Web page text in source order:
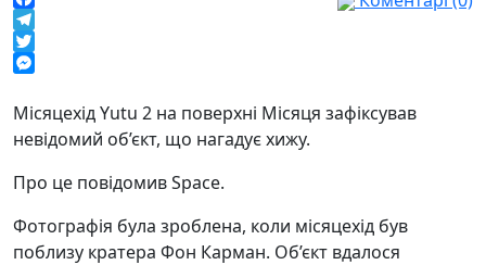
Facebook
Telegram
Twitter
Місяцехід Yutu 2 на поверхні Місяця зафіксував
невідомий об’єкт, що нагадує хижу.
Про це повідомив Space.
Фотографія була зроблена, коли місяцехід був
поблизу кратера Фон Карман. Об’єкт вдалося